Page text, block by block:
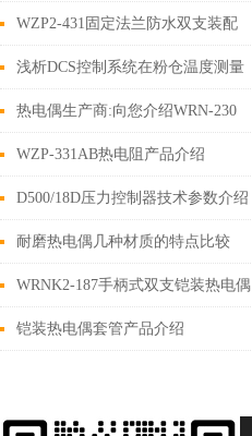
WZP2-431固定法兰防水双支装配
式热电阻
浅析DCS控制系统在粉仓温度测量
以及新增温度变送器新技巧
热电偶生产商:向您介绍WRN-230
热电偶的信息
WZP-331AB热电阻产品介绍
D500/18D压力控制器技术参数介绍
耐磨热电偶几种材质的特点比较
WRNK2-187手柄式双支铠装热电偶
简介
铠装热电偶套管产品介绍